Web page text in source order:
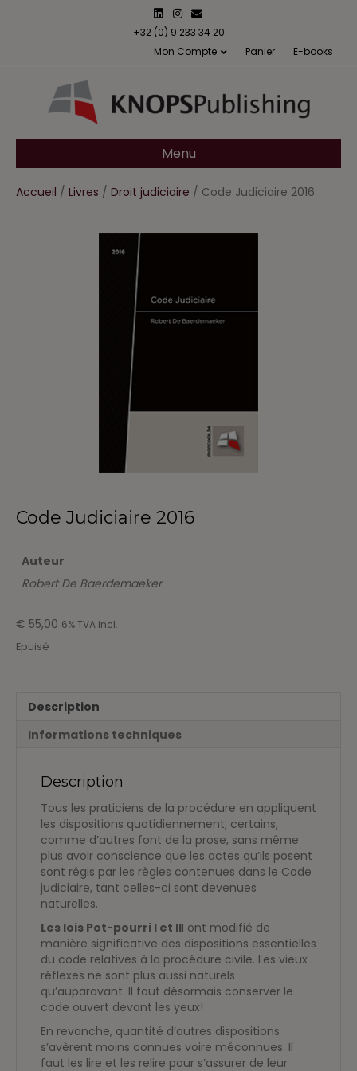
n
n
s
a
m
m
a
l
+32 (0) 9 233 34 20
Mon Compte
Panier E-books
Menu
Accueil / Livres / Droit judiciaire / Code Judiciaire 2016
Code Judiciaire 2016
Auteur
Robert De Baerdemaeker
€ 55,00 6% TVA incl.
Epuisé
Description
Informations techniques
Description
Tous les praticiens de la procédure en appliquent
les dispositions quotidiennement; certains,
comme d’autres font de la prose, sans même
plus avoir conscience que les actes qu’ils posent
sont régis par les règles contenues dans le Code
judiciaire, tant celles-ci sont devenues
naturelles.
Les lois Pot-pourri I et III ont modifié de
manière significative des dispositions essentielles
du code relatives à la procédure civile. Les vieux
réflexes ne sont plus aussi naturels
qu’auparavant. Il faut désormais conserver le
code ouvert devant les yeux!
En revanche, quantité d’autres dispositions
s’avèrent moins connues voire méconnues. Il
faut les lire et les relire pour s’assurer de leur